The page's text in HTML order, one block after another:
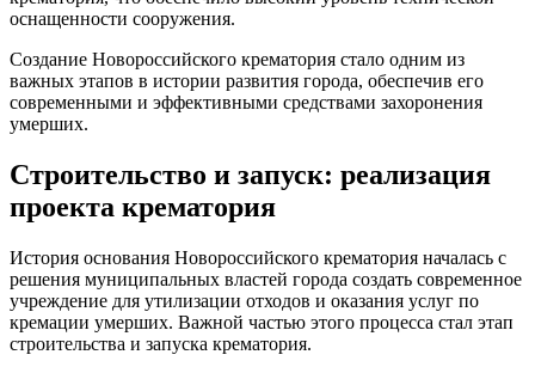
оснащенности сооружения.
Создание Новороссийского крематория стало одним из
важных этапов в истории развития города, обеспечив его
современными и эффективными средствами захоронения
умерших.
Строительство и запуск: реализация
проекта крематория
История основания Новороссийского крематория началась с
решения муниципальных властей города создать современное
учреждение для утилизации отходов и оказания услуг по
кремации умерших. Важной частью этого процесса стал этап
строительства и запуска крематория.